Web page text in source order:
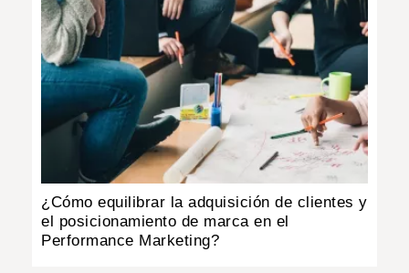
¿Cómo equilibrar la adquisición de clientes y
el posicionamiento de marca en el
Performance Marketing?